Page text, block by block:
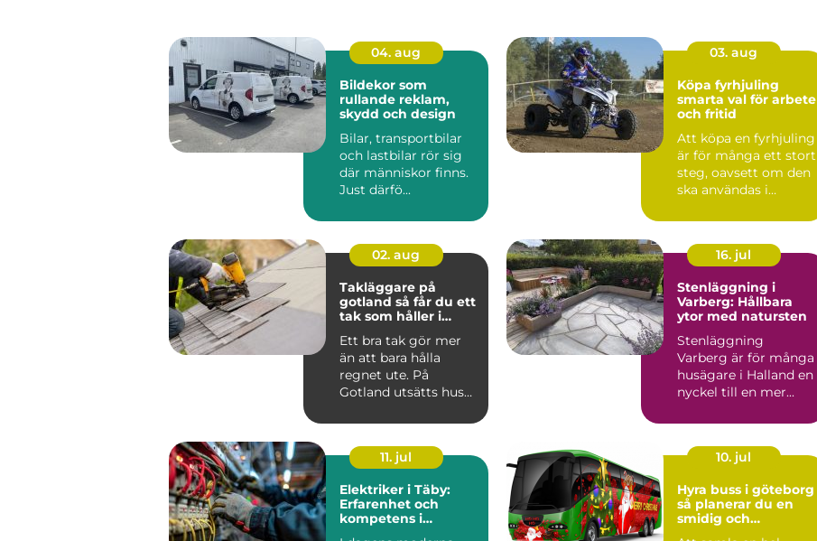
04. aug
Bildekor som
rullande reklam,
skydd och design
Bilar, transportbilar
och lastbilar rör sig
där människor finns.
Just därfö...
03. aug
Köpa fyrhjuling
smarta val för arbete
och fritid
Att köpa en fyrhjuling
är för många ett stort
steg, oavsett om den
ska användas i
02. aug
Takläggare på
gotland så får du ett
tak som håller i
Ett bra tak gör mer
än att bara hålla
regnet ute. På
Gotland utsätts hus
saltstän...
16. jul
Stenläggning i
Varberg: Hållbara
ytor med natursten
Stenläggning
Varberg är för många
husägare i Halland en
nyckel till en mer...
11. jul
Elektriker i Täby:
Erfarenhet och
kompetens i
10. jul
Hyra buss i göteborg
så planerar du en
smidig och